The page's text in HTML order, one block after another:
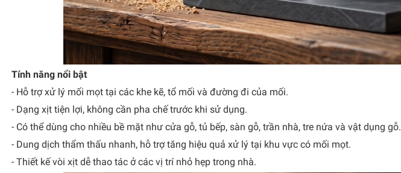
Tính năng nổi bật
- Hỗ trợ xử lý mối mọt tại các khe kẽ, tổ mối và đường đi của mối.
- Dạng xịt tiện lợi, không cần pha chế trước khi sử dụng.
- Có thể dùng cho nhiều bề mặt như cửa gỗ, tủ bếp, sàn gỗ, trần nhà, tre nứa và vật dụng gỗ.
- Dung dịch thẩm thấu nhanh, hỗ trợ tăng hiệu quả xử lý tại khu vực có mối mọt.
- Thiết kế vòi xịt dễ thao tác ở các vị trí nhỏ hẹp trong nhà.